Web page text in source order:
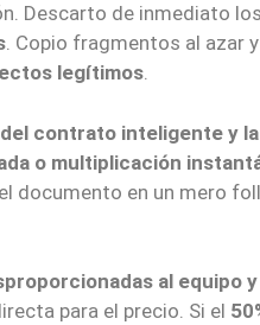
Descarto de inmediato los
. Copio fragmentos al azar
legítimos.
contrato inteligente y
o multiplicación
documento en un mero
al equipo
para el precio. Si el